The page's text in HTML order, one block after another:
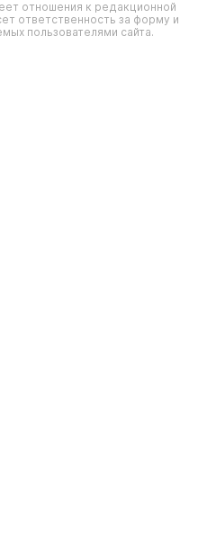
отношения к редакционной
ответственность за форму и
пользователями сайта.